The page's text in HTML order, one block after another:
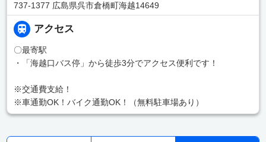
737-1377 広島県呉市倉橋町海越14649
アクセス
〇最寄駅
・「海越口バス停」から徒歩3分でアクセス便利です！
※交通費支給！
※車通勤OK！バイク通勤OK！（無料駐車場あり）